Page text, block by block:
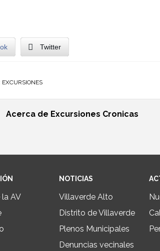
Twitter
EXCURSIONES
Acerca de Excursiones Cronicas
la AV
NOTICIAS
Villaverde Alto
Distrito de Villaverde
Plenos Municipales
Denuncias vecinales